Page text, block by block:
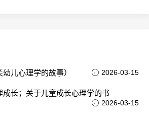
儿心理学的故事） 2026-03-15
成长；关于儿童成长心理学的书
2026-03-15